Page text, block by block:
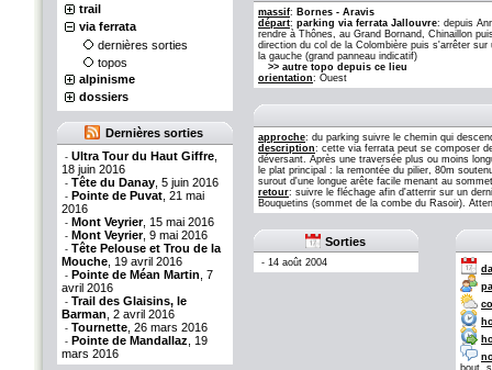
trail
via ferrata
dernières sorties
topos
alpinisme
dossiers
Dernières sorties
- Ultra Tour du Haut Giffre
18 juin 2016
- Tête du Danay , 5 juin 2016
- Pointe de Puvat , 21 mai
2016
- Mont Veyrier, 15 mai 2016
- Mont Veyrier, 9 mai 2016
- Tête Pelouse et Trou de la
Mouche , 19 avril 2016
- Pointe de Méan Martin , 7
avril 2016
- Trail des Glaisins, le
Barman , 2 avril 2016
- Tournette , 26 mars 2016
- Pointe de Mandallaz , 19
mars 2016
massif: Bornes - Aravis
départ: parking via ferrata Jallouvre: depuis
rendre à Thônes, au Grand Bornand, Chinaillon
direction du col de la Colombière puis s'arrêter sur
la gauche (grand panneau indicatif)
>> autre topo depuis ce lieu
orientation: Ouest
approche: du parking suivre le chemin qui
description: cette via ferrata peut se composer
déversant. Après une traversée plus ou moins
le plat principal : la remontée du pilier, 80m
surout d'une longue arête facile menant au
retour: suivre le fléchage afin d'atterrir sur un
Bouquetins (sommet de la combe du Rasoir).
Sorties
- 14 août 2004
bout,